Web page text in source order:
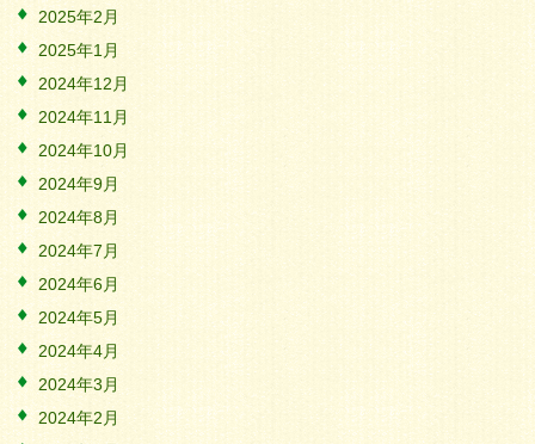
2025年2月
2025年1月
2024年12月
2024年11月
2024年10月
2024年9月
2024年8月
2024年7月
2024年6月
2024年5月
2024年4月
2024年3月
2024年2月